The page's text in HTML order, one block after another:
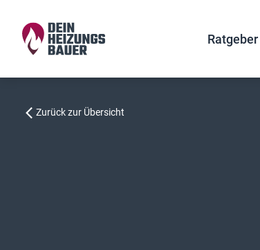
Ratgeber
Zurück zur Übersicht